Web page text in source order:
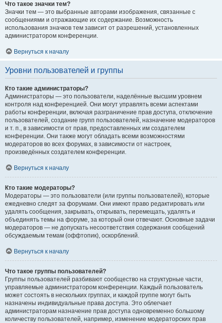
Что такое значки тем?
Значки тем — это выбранные авторами изображения, связанные с
сообщениями и отражающие их содержание. Возможность
использования значков тем зависит от разрешений, установленных
администратором конференции.
Вернуться к началу
Уровни пользователей и группы
Кто такие администраторы?
Администраторы — это пользователи, наделённые высшим уровнем
контроля над конференцией. Они могут управлять всеми аспектами
работы конференции, включая разграничение прав доступа, отключение
пользователей, создание групп пользователей, назначение модераторов
и т. п., в зависимости от прав, предоставленных им создателем
конференции. Они также могут обладать всеми возможностями
модераторов во всех форумах, в зависимости от настроек,
произведённых создателем конференции.
Вернуться к началу
Кто такие модераторы?
Модераторы — это пользователи (или группы пользователей), которые
ежедневно следят за форумами. Они имеют право редактировать или
удалять сообщения, закрывать, открывать, перемещать, удалять и
объединять темы на форуме, за который они отвечают. Основные задачи
модераторов — не допускать несоответствия содержания сообщений
обсуждаемым темам (оффтопик), оскорблений.
Вернуться к началу
Что такое группы пользователей?
Группы пользователей разбивают сообщество на структурные части,
управляемые администратором конференции. Каждый пользователь
может состоять в нескольких группах, и каждой группе могут быть
назначены индивидуальные права доступа. Это облегчает
администраторам назначение прав доступа одновременно большому
количеству пользователей, например, изменение модераторских прав